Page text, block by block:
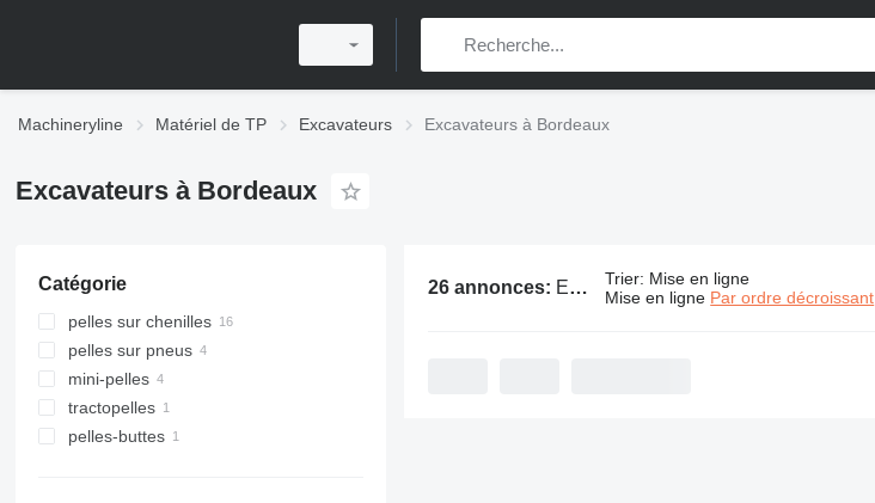
Machineryline Matériel de TP Excavateurs Excavateurs à Bordeaux
Excavateurs à Bordeaux
Catégorie
pelles sur chenilles
pelles sur pneus
mini-pelles
tractopelles
pelles-buttes
26 annonces: Excavateurs à Bordeaux Trier: Mise en ligne
Mise en ligne Par ordre décroissant